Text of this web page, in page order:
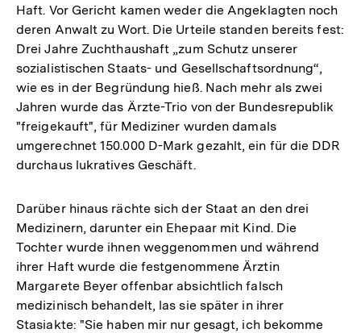
Haft. Vor Gericht kamen weder die Angeklagten noch
deren Anwalt zu Wort. Die Urteile standen bereits fest:
Drei Jahre Zuchthaushaft „zum Schutz unserer
sozialistischen Staats- und Gesellschaftsordnung“,
wie es in der Begründung hieß. Nach mehr als zwei
Jahren wurde das Ärzte-Trio von der Bundesrepublik
"freigekauft", für Mediziner wurden damals
umgerechnet 150.000 D-Mark gezahlt, ein für die DDR
durchaus lukratives Geschäft.
Darüber hinaus rächte sich der Staat an den drei
Medizinern, darunter ein Ehepaar mit Kind. Die
Tochter wurde ihnen weggenommen und während
ihrer Haft wurde die festgenommene Ärztin
Margarete Beyer offenbar absichtlich falsch
medizinisch behandelt, las sie später in ihrer
Stasiakte: "Sie haben mir nur gesagt, ich bekomme